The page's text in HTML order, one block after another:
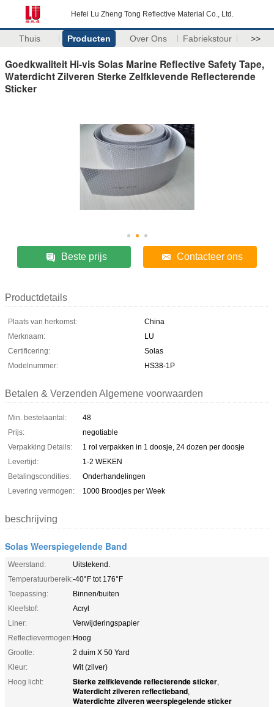
Hefei Lu Zheng Tong Reflective Material Co., Ltd.
Thuis Producten Over Ons Fabriekstour >>
Goedkwaliteit Hi-vis Solas Marine Reflective Safety Tape,
Waterdicht Zilveren Sterke Zelfklevende Reflecterende
Sticker
Beste prijs Contacteer ons
Productdetails
Plaats van herkomst:
China
Merknaam:
LU
Certificering:
Solas
Modelnummer:
HS38-1P
Betalen & Verzenden Algemene voorwaarden
Min. bestelaantal:
48
Prijs:
negotiable
Verpakking Details:
1 rol verpakken in 1 doosje, 24 dozen per doosje
Levertijd:
1-2 WEKEN
Betalingscondities:
Onderhandelingen
Levering vermogen:
1000 Broodjes per Week
beschrijving
Solas Weerspiegelende Band
Weerstand:
Uitstekend.
Temperatuurbereik:-40°F tot 176°F
Toepassing:
Binnen/buiten
Kleefstof:
Acryl
Liner:
Verwijderingspapier
Reflectievermogen:Hoog
Grootte:
2 duim X 50 Yard
Kleur:
Wit (zilver)
Hoog licht:
Sterke zelfklevende reflecterende sticker,
Waterdicht zilveren reflectieband,
Waterdichte zilveren weerspiegelende sticker